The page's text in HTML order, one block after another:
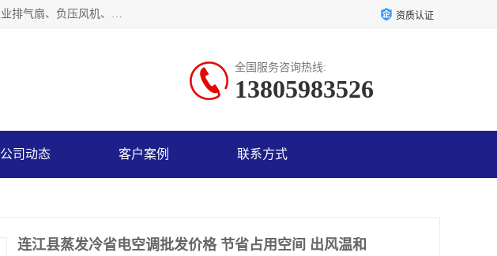
泉州力顺电器有限公司主营：泉州降温水帘、泉州负压风机、泉州冷风机空调、工业排气扇、冷风机、工业排气扇、负压风机、负压风机、水冷空调、降温水帘等产品。为用户解决了通风、降温、除味、除尘等难题，其环保、节能的理念与用户的实践检验结果相吻合，赢得了广大客户的信誉和青睐。 资质认证
全国服务咨询热线:
13805983526
公司动态 客户案例 联系方式
连江县蒸发冷省电空调批发价格 节省占用空间 出风温和